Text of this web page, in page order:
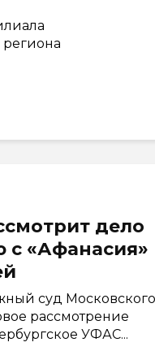
региона
дело
с «Афанасия»
суд Московского
рассмотрение
УФАС...